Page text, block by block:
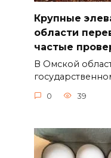
Крупные
области
частые
В Омской
0 39